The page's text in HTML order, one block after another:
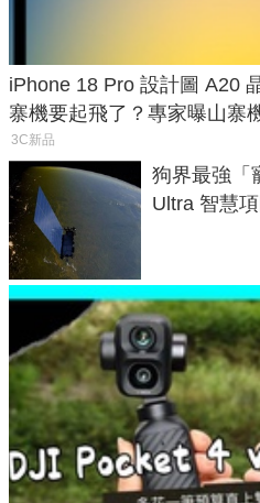
iPhone 18 Pro 設計圖 A20
寨機要起飛了？專家曝山寨
3C新品
狗界最強「
Ultra 智慧